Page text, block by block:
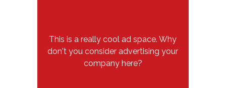
This is a really cool ad space. Why
don't you consider advertising your
company here?